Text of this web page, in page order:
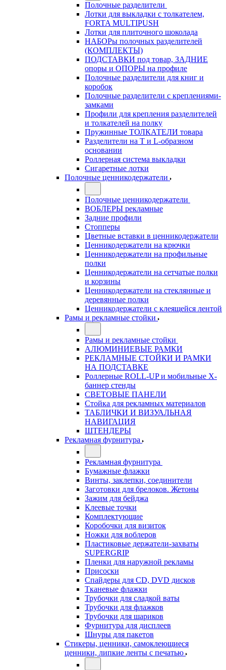
Полочные разделители
Лотки для выкладки с толкателем,
FORTA MULTIPUSH
Лотки для плиточного шоколада
НАБОРы полочных разделителей
(КОМПЛЕКТЫ)
ПОДСТАВКИ под товар, ЗАДНИЕ
опоры и ОПОРЫ на профиле
Полочные разделители для книг и
коробок
Полочные разделители с креплениями-
замками
Профили для крепления разделителей
и толкателей на полку
Пружинные ТОЛКАТЕЛИ товара
Разделители на Т и L-образном
основании
Роллерная система выкладки
Сигаретные лотки
Полочные ценникодержатели
Полочные ценникодержатели
ВОБЛЕРЫ рекламные
Задние профили
Стопперы
Цветные вставки в ценникодержатели
Ценникодержатели на крючки
Ценникодержатели на профильные
полки
Ценникодержатели на сетчатые полки
и корзины
Ценникодержатели на стеклянные и
деревянные полки
Ценникодержатели с клеящейся лентой
Рамы и рекламные стойки
Рамы и рекламные стойки
АЛЮМИНИЕВЫЕ РАМКИ
РЕКЛАМНЫЕ СТОЙКИ И РАМКИ
НА ПОДСТАВКЕ
Роллерные ROLL-UP и мобильные X-
баннер стенды
СВЕТОВЫЕ ПАНЕЛИ
Стойка для рекламных материалов
ТАБЛИЧКИ И ВИЗУАЛЬНАЯ
НАВИГАЦИЯ
ШТЕНДЕРЫ
Рекламная фурнитура
Рекламная фурнитура
Бумажные флажки
Винты, заклепки, соединители
Заготовки для брелоков. Жетоны
Зажим для бейджа
Клеевые точки
Комплектующие
Коробочки для визиток
Ножки для воблеров
Пластиковые держатели-захваты
SUPERGRIP
Пленки для наружной рекламы
Присоски
Спайдеры для CD, DVD дисков
Тканевые флажки
Трубочки для сладкой ваты
Трубочки для флажков
Трубочки для шариков
Фурнитура для дисплеев
Шнуры для пакетов
Стикеры, ценники, самоклеющиеся
ценники, липкие ленты с печатью